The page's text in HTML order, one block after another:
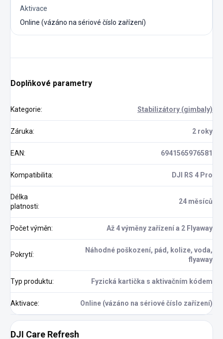
Aktivace
Online (vázáno na sériové číslo zařízení)
Doplňkové parametry
Kategorie: Stabilizátory (gimbaly)
Záruka: 2 roky
EAN: 6941565976581
Kompatibilita: DJI RS 4 Pro
Délka
platnosti:
24 měsíců
Počet výměn: Až 4 výměny zařízení a 2 Flyaway
Pokrytí:
Náhodné poškození, pád, kolize, voda,
flyaway
Typ produktu: Fyzická kartička s aktivačním kódem
Aktivace: Online (vázáno na sériové číslo zařízení)
DJI Care Refresh